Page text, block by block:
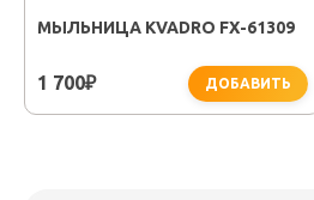
МЫЛЬНИЦА KVADRO FX-61309
1 700₽ ДОБАВИТЬ